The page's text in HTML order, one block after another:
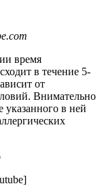
время
в течение 5-
от
Внимательно
в ней